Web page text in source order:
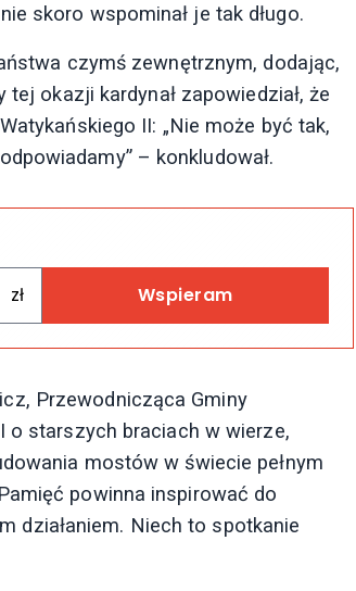
skoro wspominał je tak długo.
czymś zewnętrznym, dodając,
okazji kardynał zapowiedział, że
II: „Nie może być tak,
– konkludował.
Wspieram
Przewodnicząca Gminy
o starszych braciach w wierze,
mostów w świecie pełnym
powinna inspirować do
działaniem. Niech to spotkanie